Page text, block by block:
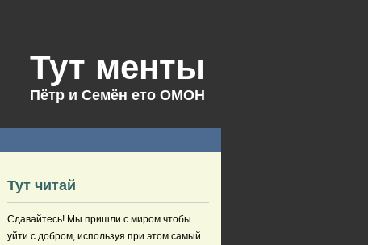
Тут менты
Пётр и Семён ето ОМОН
Тут читай
Сдавайтесь! Мы пришли с миром чтобы
уйти с добром, используя при этом самый